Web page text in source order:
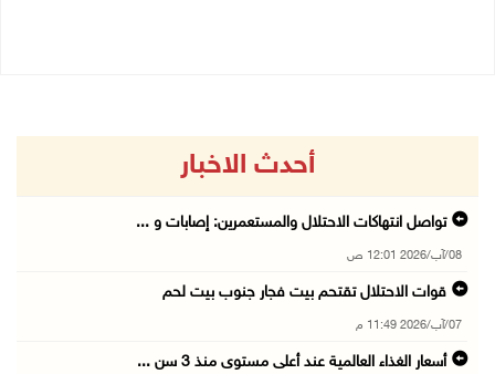
أحدث الاخبار
تواصل انتهاكات الاحتلال والمستعمرين: إصابات و ...
08/آب/2026 12:01 ص
قوات الاحتلال تقتحم بيت فجار جنوب بيت لحم
07/آب/2026 11:49 م
أسعار الغذاء العالمية عند أعلى مستوى منذ 3 سن ...